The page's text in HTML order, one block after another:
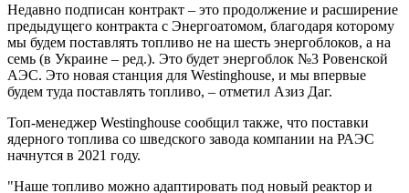
Недавно подписан контракт – это продолжение и расширение
предыдущего контракта с Энергоатомом, благодаря которому
мы будем поставлять топливо не на шесть энергоблоков, а на
семь (в Украине – ред.). Это будет энергоблок №3 Ровенской
АЭС. Это новая станция для Westinghouse, и мы впервые
будем туда поставлять топливо, – отметил Азиз Даг.
Топ-менеджер Westinghouse сообщил также, что поставки
ядерного топлива со шведского завода компании на РАЭС ​​
начнутся в 2021 году.
"Наше топливо можно адаптировать под новый реактор и